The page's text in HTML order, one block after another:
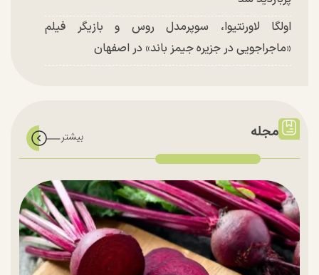
اولگا لاورنتیوا، سوپرمدل روس و بازیگر فیلم
«ماجراجویی در جزیره جیمز باند» در اصفهان
مجله